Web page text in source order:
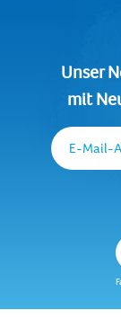
Unser
mit
E-Mail-